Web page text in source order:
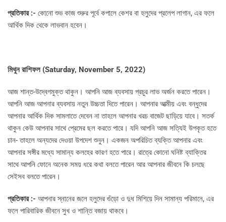
প্রতিকার :- কোনো শুভ কাজ শুরুর পূর্বে কপালে কেশর বা হলুদের প্রলেপ লাগান, এর ফলে
আর্থিক দিক থেকে লাভবান হবেন।
মিথুন রাশিফল (Saturday, November 5, 2022)
আজ শান্ত-উদ্বেগমুক্ত থাকুন। আপনি আজ ব্যবসায় প্রচুর লাভ অর্জন করতে পারেন।
আপনি আজ আপনার ব্যবসায় নতুন উচ্চতা দিতে পারেন। আপনার আত্মীয় এবং বন্ধুদের
আপনার আর্থিক দিক সামলাতে দেবেন না তাহলে আপনার খরচ বাজেট ছাড়িয়ে যাবে। সতর্ক
থাকুন কেউ আপনার সাথে প্রেমের ছল করতে পারে। যদি আপনি আজ সত্যিই উপকৃত হতে
চান- তাহলে অন্যদের দেওয়া উপদেশ শুনুন। একজন অপরিচিত ব্যক্তি আপনার এবং
আপনার সঙ্গীর মধ্যে সামান্য কলহের কারণ হতে পারে। রাত্রে কোনো ঘনিষ্ট ব্যাক্তির
সাথে আপনি ফোনে অনেক সময় ধরে কথা বলতে পারেন আর আপনার জীবনে কি চলছে
সেইসব বলতে পারেন।
প্রতিকার :- আপনার স্নানের জলে হলুদের গুঁড়ো ও দুধ মিশিয়ে দিন সামান্য পরিমানে, এর
ফলে পারিবারিক জীবনে সুখ ও শান্তি বজায় থাকবে।